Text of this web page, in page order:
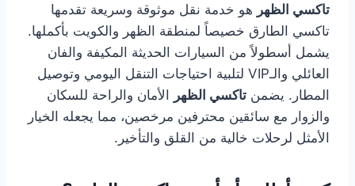
تاكسي الظهر هو خدمة نقل موثوقة وسريعة تقدمها
تاكسي الطارق خصيصاً لمنطقة الظهر والكويت بأكملها.
يشمل أسطولاً من السيارات الحديثة المكيفة والفان
العائلي والـVIP لتلبية احتياجات التنقل اليومي وتوصيل
المطار. يضمن تاكسي الظهر الأمان والراحة للسكان
والزوار مع سائقين محترفين مرخصين، مما يجعله الخيار
الأمثل لرحلات خالية من القلق والتأخير.